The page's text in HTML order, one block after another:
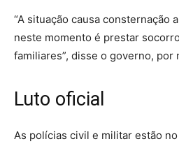
“A situação causa consternação
neste momento é prestar
familiares”, disse o governo, por
Luto oficial
As polícias civil e militar estão